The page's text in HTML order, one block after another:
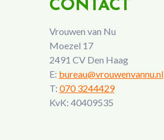
CONTACT
Vrouwen van Nu
Moezel 17
2491 CV Den Haag
E: bureau@vrouwenvannu.nl
T: 070 3244429
KvK: 40409535